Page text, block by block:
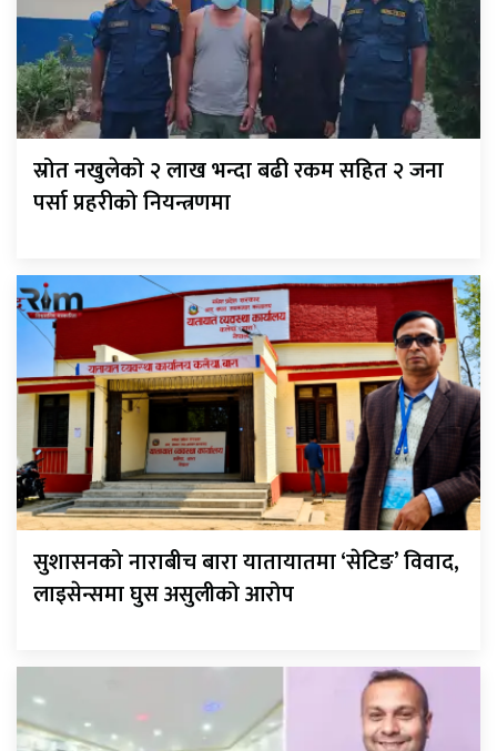
स्रोत नखुलेको २ लाख भन्दा बढी रकम सहित २ जना
पर्सा प्रहरीको नियन्त्रणमा
सुशासनको नाराबीच बारा यातायातमा ‘सेटिङ’ विवाद,
लाइसेन्समा घुस असुलीको आरोप